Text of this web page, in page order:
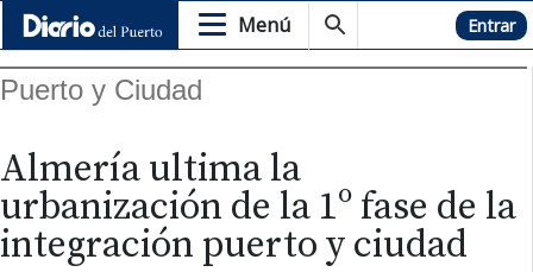
Menú Hemeroteca Entrar
Puerto y Ciudad
Almería ultima la
urbanización de la 1º fase de la
integración puerto y ciudad